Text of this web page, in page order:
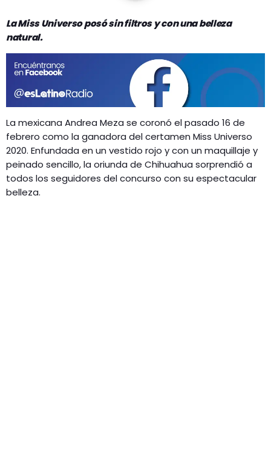
ACTUALIDAD
ESPECTÁCULOS
GEEKERS
PROGRAMACIÓN
INICIO
RADIO SPLENDID
CONTACTO
La Miss Universo posó sin filtros y con una belleza
natural.
La mexicana Andrea Meza se coronó el pasado 16 de
febrero como la ganadora del certamen Miss Universo
2020. Enfundada en un vestido rojo y con un maquillaje y
peinado sencillo, la oriunda de Chihuahua sorprendió a
todos los seguidores del concurso con su espectacular
belleza.